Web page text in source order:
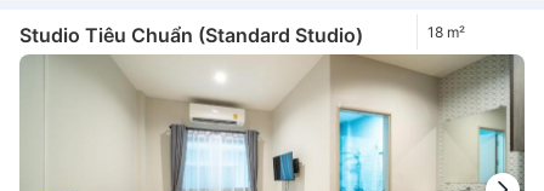
Studio Tiêu Chuẩn (Standard Studio) 18 m²